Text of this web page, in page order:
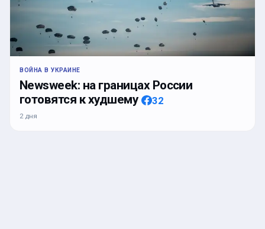
ВОЙНА В УКРАИНЕ
Newsweek: на границах России
готовятся к худшему
32
2 дня